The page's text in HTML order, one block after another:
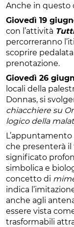
Anche in questo
Giovedì 19
con l’attività
percorreranno
scoprire
prenotazione.
Giovedì 26
locali della
Donnas, si
chiacchiere su
logico della
che presenterà il
significato
simbolica e
concetto di
indica
anche agli
essere vista
trasformabili